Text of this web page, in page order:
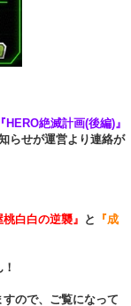
『HERO絶滅計画(後編)』
らせが運営より連絡が
桃白白の逆襲』 と
『成
ので、ご覧になって